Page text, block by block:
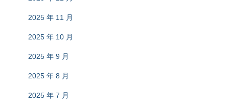
2025 年 11 月
2025 年 10 月
2025 年 9 月
2025 年 8 月
2025 年 7 月